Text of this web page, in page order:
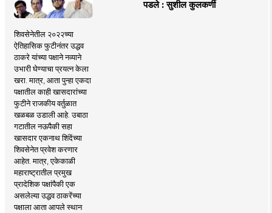
पडले : सुशील कुलकर्णी
शिवसेनेतील २०२२च्या
ऐतिहासिक फुटीनंतर उद्धव
ठाकरे यांच्या पक्षाने नव्याने
उभारी घेण्याचा प्रयत्न केला
खरा. मात्र, आता पुन्हा एकदा
पक्षातील काही खासदारांच्या
फुटीने राजकीय वर्तुळात
खळबळ उडाली आहे. उबाठा
गटातील नऊपैकी सहा
खासदार एकनाथ शिंदेंच्या
शिवसेनेत प्रवेश करणार
आहेत. मात्र, एकेकाळी
महाराष्ट्रातील प्रमुख
प्रादेशिक पक्षांपैकी एक
असलेल्या उद्धव ठाकरेंच्या
पक्षाला आता आपले स्थान